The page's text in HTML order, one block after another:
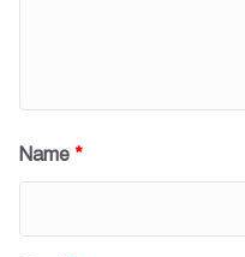
Name *